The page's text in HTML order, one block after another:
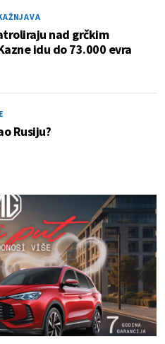
nad grčkim
idu do 73.000 evra
Rusiju?